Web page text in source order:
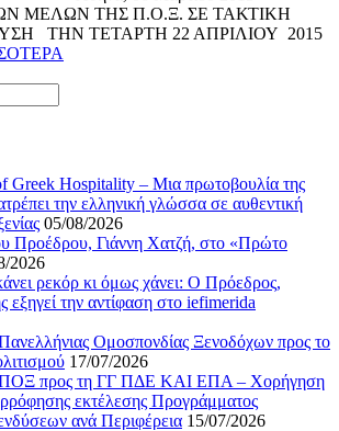
ΜΕΛΩΝ ΤΗΣ Π.Ο.Ξ. ΣΕ ΤΑΚΤΙΚΗ
ΤΗΝ ΤΕΤΑΡΤΗ 22 ΑΠΡΙΛΙΟΥ 2015
Greek Hospitality – Μια πρωτοβουλία της
την ελληνική γλώσσα σε αυθεντική
05/08/2026
Προέδρου, Γιάννη Χατζή, στο «Πρώτο
2026
ρεκόρ κι όμως χάνει: Ο Πρόεδρος,
εξηγεί την αντίφαση στο iefimerida
Ομοσπονδίας Ξενοδόχων προς το
17/07/2026
ΠΟΞ προς τη ΓΓ ΠΔΕ ΚΑΙ ΕΠΑ – Χορήγηση
εκτέλεσης Προγράμματος
ανά Περιφέρεια 15/07/2026